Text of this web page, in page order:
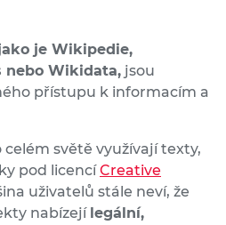
je Wikipedie,
nebo Wikidata, jsou
přístupu k informacím a
celém světě využívají texty,
pod licencíCreative
uživatelů stále neví, že
nabízejí legální,